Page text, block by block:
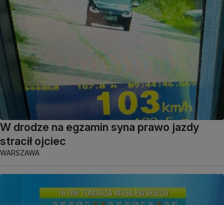
W drodze na egzamin syna prawo jazdy
stracił ojciec
WARSZAWA